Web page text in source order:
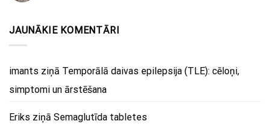
JAUNĀKIE KOMENTĀRI
imants ziņā Temporālā daivas epilepsija (TLE): cēloņi,
simptomi un ārstēšana
Eriks ziņā Semaglutīda tabletes